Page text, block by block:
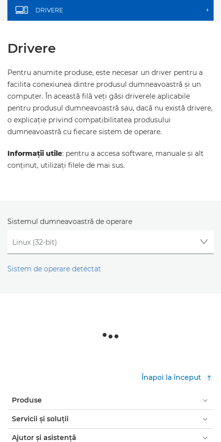
DRIVERE +
Drivere
Pentru anumite produse, este necesar un driver pentru a
facilita conexiunea dintre produsul dumneavoastră şi un
computer. În această filă veţi găsi driverele aplicabile
pentru produsul dumneavoastră sau, dacă nu există drivere,
o explicaţie privind compatibilitatea produsului
dumneavoastră cu fiecare sistem de operare.
Informaţii utile: pentru a accesa software, manuale şi alt
conţinut, utilizaţi filele de mai sus.
Sistemul dumneavoastră de operare
Sistem de operare detectat
Înapoi la început
Produse
Servicii şi soluţii
Ajutor şi asistenţă